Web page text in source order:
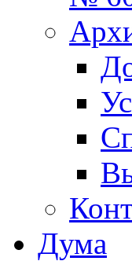
Дума